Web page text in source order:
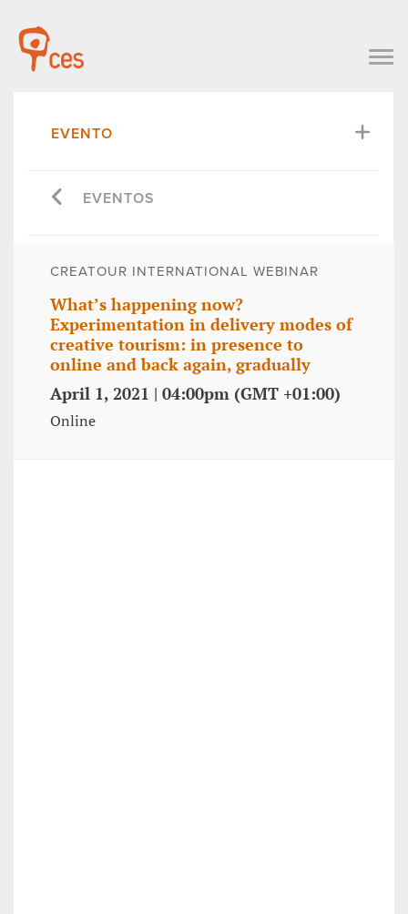
EVENTO
EVENTOS
CREATOUR INTERNATIONAL WEBINAR
What’s happening now?
Experimentation in delivery modes of
creative tourism: in presence to
online and back again, gradually
April 1, 2021 | 04:00pm (GMT +01:00)
Online